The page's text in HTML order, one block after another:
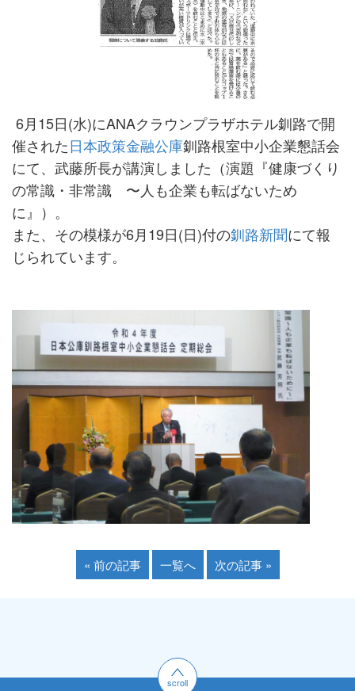
6月15日(水)にANAクラウンプラザホテル釧路で開
催された日本政策金融公庫釧路根室中小企業懇話会
にて、武藤所長が講演しました（演題『健康づくり
の常識・非常識 〜人も企業も転ばないため
に』）。
また、その模様が6月19日(日)付の釧路新聞にて報
じられています。
« 前の記事 一覧へ 次の記事 »
scroll